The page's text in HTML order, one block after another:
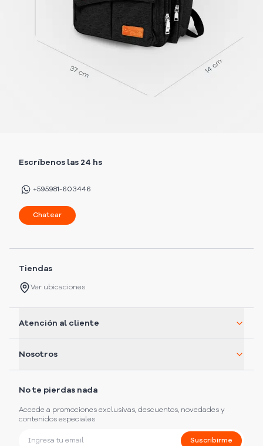
Escríbenos las 24 hs
+595981-603446
Chatear
Tiendas
Ver ubicaciones
Atención al cliente
Nosotros
No te pierdas nada
Accede a promociones exclusivas, descuentos, novedades y
contenidos especiales
Suscribirme